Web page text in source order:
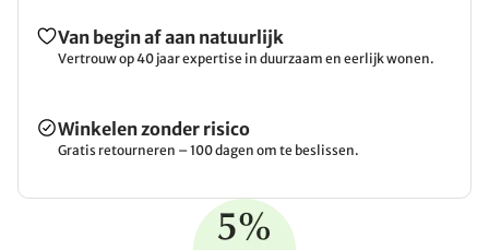
Van begin af aan natuurlijk
Vertrouw op 40 jaar expertise in duurzaam en eerlijk wonen.
Winkelen zonder risico
Gratis retourneren – 100 dagen om te beslissen.